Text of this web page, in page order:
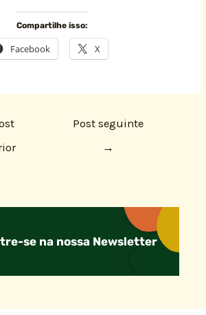
Compartilhe isso:
Facebook X
Post seguinte
→
se na nossa Newsletter